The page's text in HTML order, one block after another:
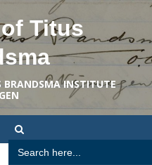
Titus
INSTITUTE
Search
for: